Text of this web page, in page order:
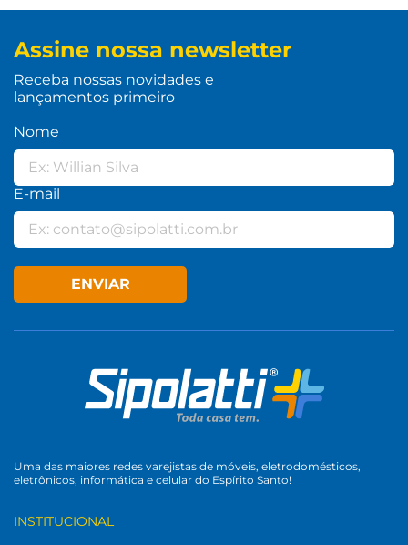
Assine nossa newsletter
Receba nossas novidades e
lançamentos primeiro
Nome
E-mail
ENVIAR
Uma das maiores redes varejistas de móveis, eletrodomésticos,
eletrônicos, informática e celular do Espírito Santo!
INSTITUCIONAL